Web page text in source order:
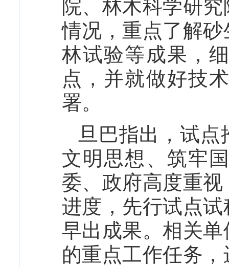
院、林木科学研
情况，重点了解
林试验等成果，
点，并就做好技
署。
旦巴指出，试点
文明思想、筑牢
委、政府高度重
进度，先行试点
早出成果。相关
的重点工作任务